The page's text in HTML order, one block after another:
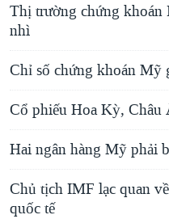
Thị trường chứng khoán
nhì
Chỉ số chứng khoán Mỹ
Cổ phiếu Hoa Kỳ, Châu
Hai ngân hàng Mỹ phải
Chủ tịch IMF lạc quan
quốc tế